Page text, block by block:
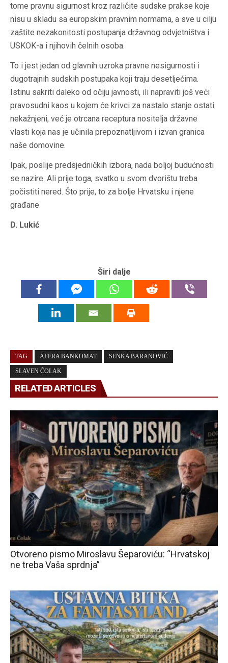
tome pravnu sigurnost kroz različite sudske prakse koje
nisu u skladu sa europskim pravnim normama, a sve u cilju
zaštite nezakonitosti postupanja državnog odvjetništva i
USKOK-a i njihovih čelnih osoba.
To i jest jedan od glavnih uzroka pravne nesigurnosti i
dugotrajnih sudskih postupaka koji traju desetljećima.
Istinu sakriti daleko od očiju javnosti, ili napraviti još veći
pravosudni kaos u kojem će krivci za nastalo stanje ostati
nekažnjeni, već je otrcana receptura nositelja državne
vlasti koja nas je učinila prepoznatljivom i izvan granica
naše domovine.
Ipak, poslije predsjedničkih izbora, nada boljoj budućnosti
se nazire. Ali prije toga, svatko u svom dvorištu treba
počistiti nered. Što prije, to za bolje Hrvatsku i njene
građane.
D. Lukić
Širi dalje
TAG AFERA BANKOMAT SENKA BARANOVIĆ
SLAVEN ČOLAK
RELATED ARTICLES
Otvoreno pismo Miroslavu Šeparoviću: “Hrvatskoj
ne treba Vaša sprdnja”